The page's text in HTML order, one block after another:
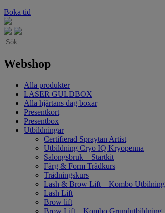
Boka tid
Webshop
Alla produkter
LASER GULDBOX
Alla hjärtans dag boxar
Presentkort
Presentbox
Utbildningar
Certifierad Spraytan Artist
Utbildning Cryo IQ Kryopenna
Salongsbruk – Startkit
Färg & Form Trådkurs
Trådningskurs
Lash & Brow Lift – Kombo Utbilning
Lash Lift
Brow lift
Brow Lift – Kombo Grundutbildning